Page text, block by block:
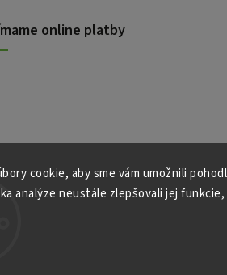
cookie, aby sme vám umožnili
analýze neustále zlepšovali jej
online platby